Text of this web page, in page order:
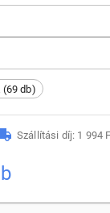
(69 db)
Szállítási díj: 1 994